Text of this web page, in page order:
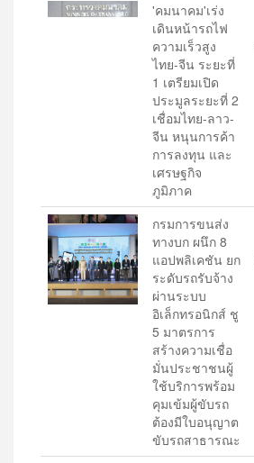
'คมนาคม'เร่ง
เดินหน้ารถไฟ
ความเร็วสูง
ไทย-จีน ระยะที่
1 เตรียมเปิด
ประมูลระยะที่ 2
เชื่อมไทย-ลาว-
จีน หนุนการค้า
การลงทุน และ
เศรษฐกิจ
ภูมิภาค
กรมการขนส่ง
ทางบก ผนึก 8
แอปพลิเคชัน ยก
ระดับรถรับจ้าง
ผ่านระบบ
อิเล็กทรอนิกส์ ชู
5 มาตรการ
สร้างความเชื่อ
มั่นประชาชนผู้
ใช้บริการพร้อม
คุมเข้มผู้ขับรถ
ต้องมีใบอนุญาต
ขับรถสาธารณะ